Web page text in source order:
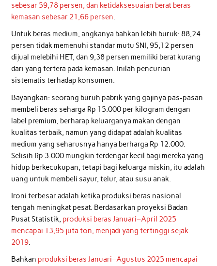
sebesar 59,78 persen, dan ketidaksesuaian berat beras
kemasan sebesar 21,66 persen.
Untuk beras medium, angkanya bahkan lebih buruk: 88,24
persen tidak memenuhi standar mutu SNI, 95,12 persen
dijual melebihi HET, dan 9,38 persen memiliki berat kurang
dari yang tertera pada kemasan. Inilah pencurian
sistematis terhadap konsumen.
Bayangkan: seorang buruh pabrik yang gajinya pas-pasan
membeli beras seharga Rp 15.000 per kilogram dengan
label premium, berharap keluarganya makan dengan
kualitas terbaik, namun yang didapat adalah kualitas
medium yang seharusnya hanya berharga Rp 12.000.
Selisih Rp 3.000 mungkin terdengar kecil bagi mereka yang
hidup berkecukupan, tetapi bagi keluarga miskin, itu adalah
uang untuk membeli sayur, telur, atau susu anak.
Ironi terbesar adalah ketika produksi beras nasional
tengah meningkat pesat. Berdasarkan proyeksi Badan
Pusat Statistik, produksi beras Januari–April 2025
mencapai 13,95 juta ton, menjadi yang tertinggi sejak
2019.
Bahkan produksi beras Januari–Agustus 2025 mencapai